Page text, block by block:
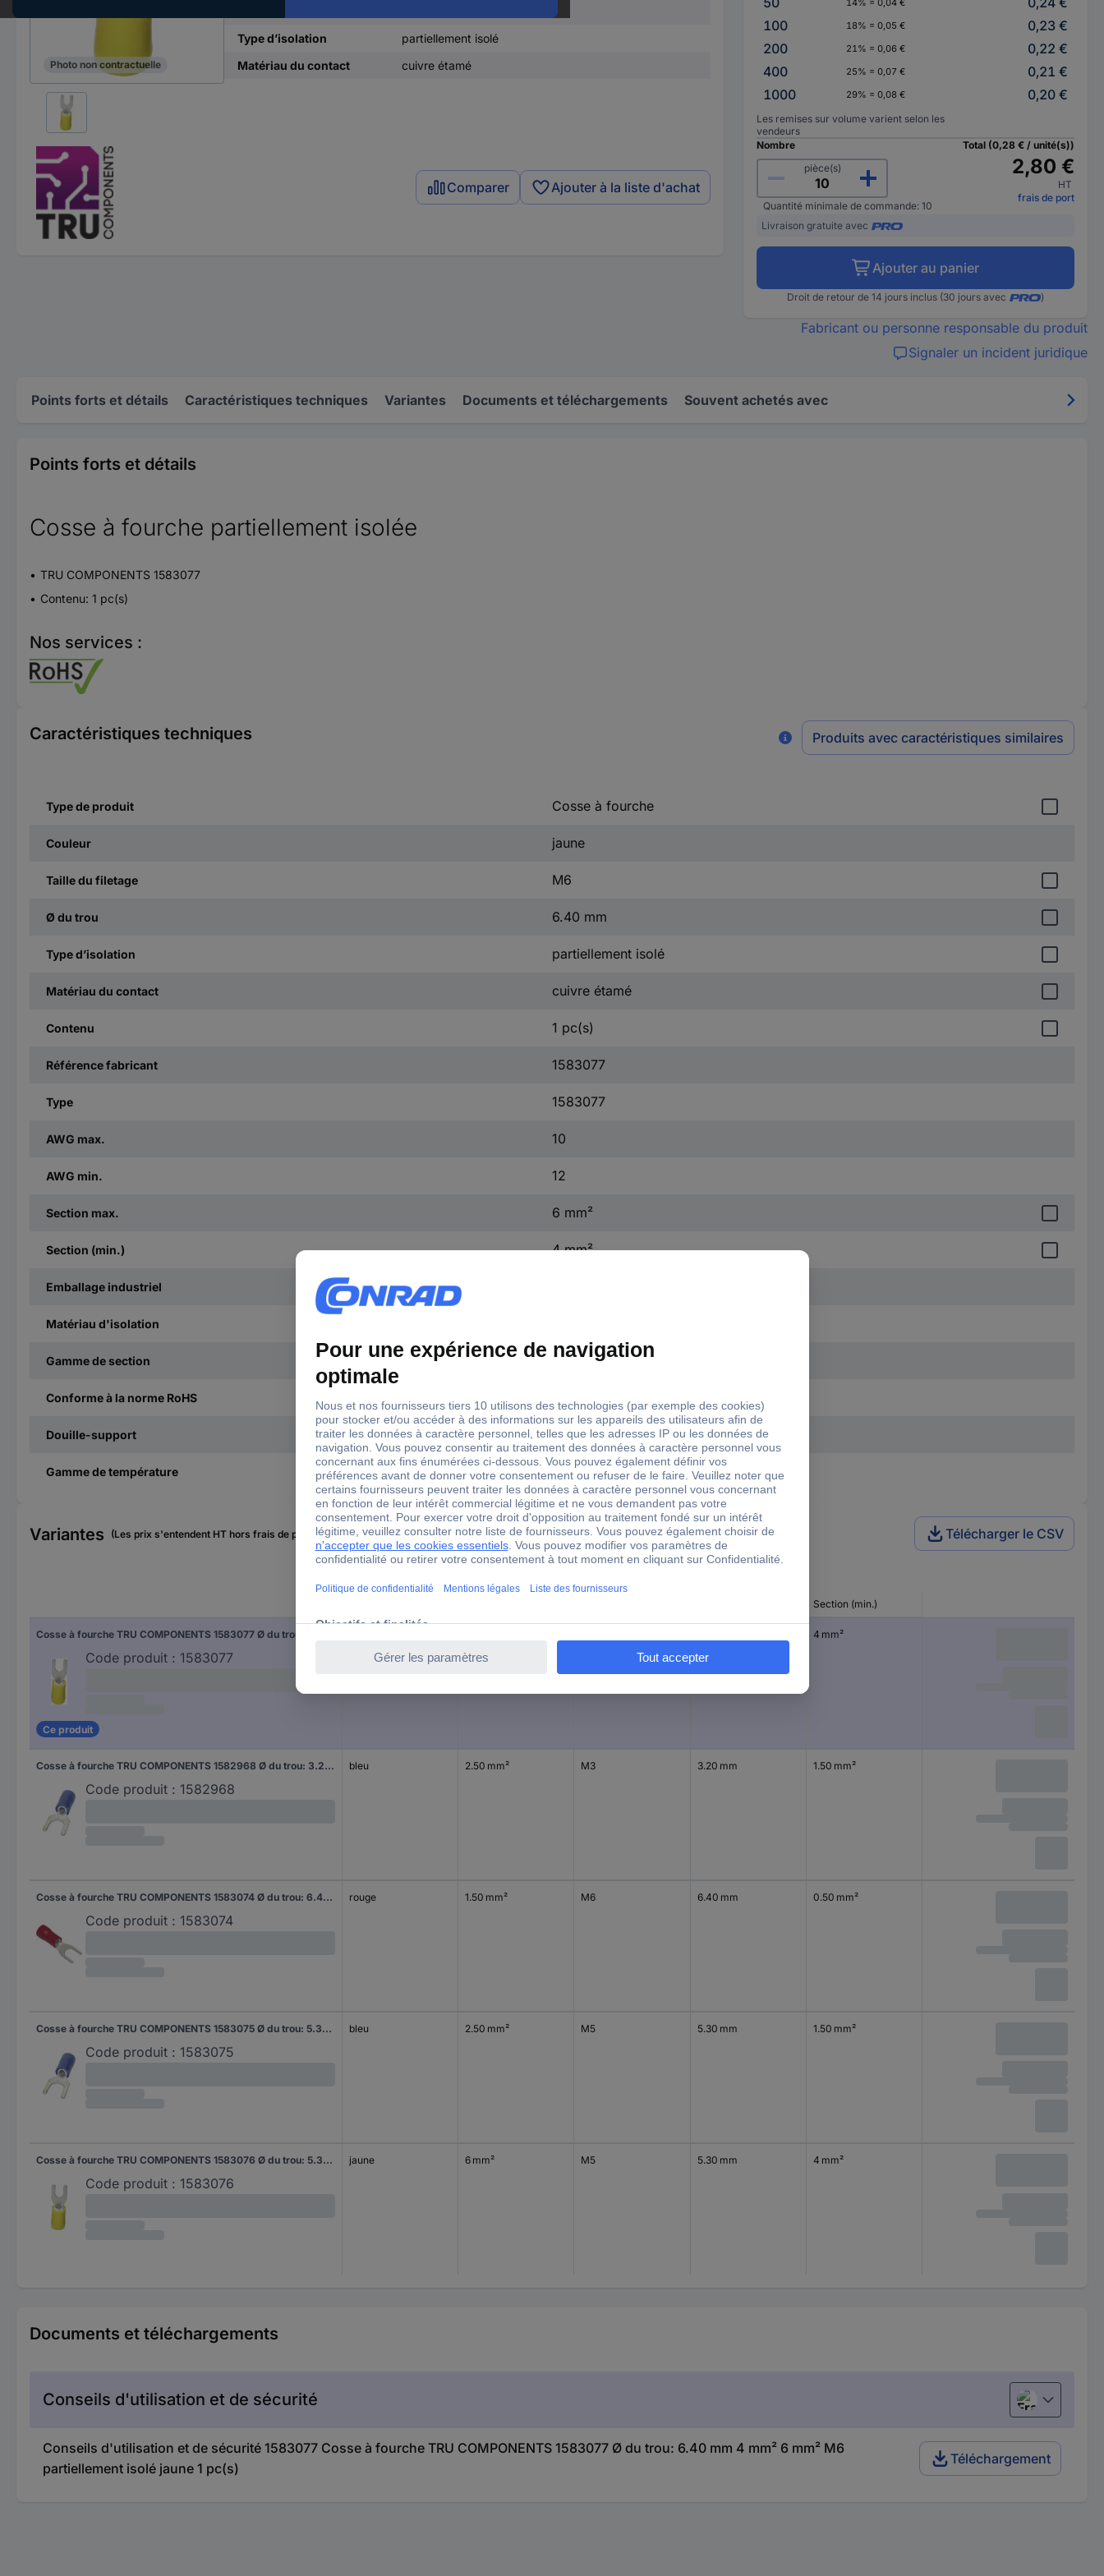
Photo non contractuelle
Type d’isolation
partiellement isolé
Matériau du contact
cuivre étamé
Comparer Ajouter à la liste d'achat
14% = 0,04 €
100
18% = 0,05 €
0,23 €
200
21% = 0,06 €
0,22 €
400
25% = 0,07 €
0,21 €
1000
29% = 0,08 € 0,20 €
Les remises sur volume varient selon les
vendeurs
Nombre
pièce(s)
Quantité minimale de commande: 10
Total (0,28 € / unité(s))
2,80 €
HT
frais de port
Livraison gratuite avec
Ajouter au panier
Droit de retour de 14 jours inclus (30 jours avec )
Fabricant ou personne responsable du produit
Signaler un incident juridique
Points forts et détails Caractéristiques techniques Variantes Documents et téléchargements Souvent achetés avec
Points forts et détails
Cosse à fourche partiellement isolée
TRU COMPONENTS 1583077
Contenu: 1 pc(s)
Nos services :
Caractéristiques techniques Produits avec caractéristiques similaires
Type de produit Cosse à fourche
Couleur jaune
Taille du filetage M6
Ø du trou 6.40 mm
Type d’isolation partiellement isolé
Matériau du contact cuivre étamé
Contenu 1 pc(s)
Référence fabricant 1583077
Type 1583077
AWG max. 10
AWG min. 12
Section max. 6 mm²
Section (min.) 4 mm²
Emballage industriel
Matériau d'isolation
Gamme de section 4 - 6 mm²
Conforme à la norme RoHS
Douille-support non
Gamme de température +75 °C
Variantes (Les prix s'entendent HT hors frais de port) Télécharger le CSV
Section (min.)
Code produit : 1583077
Ce produit
4 mm²
Cosse à fourche TRU COMPONENTS 1582968 Ø du trou: 3.20 mm 1.50 mm² 2.50 mm² M3 partiellement isolé bleu 1 pc(s)
Code produit : 1582968
bleu 2.50 mm² M3 3.20 mm 1.50 mm²
Cosse à fourche TRU COMPONENTS 1583074 Ø du trou: 6.40 mm 0.50 mm² 1.50 mm² M6 partiellement isolé rouge 1 pc(s)
Code produit : 1583074
rouge 1.50 mm² M6 6.40 mm 0.50 mm²
Cosse à fourche TRU COMPONENTS 1583075 Ø du trou: 5.30 mm 1.50 mm² 2.50 mm² M5 partiellement isolé bleu 1 pc(s)
Code produit : 1583075
bleu 2.50 mm² M5 5.30 mm 1.50 mm²
Cosse à fourche TRU COMPONENTS 1583076 Ø du trou: 5.30 mm 4 mm² 6 mm² M5 partiellement isolé jaune 1 pc(s)
Code produit : 1583076
jaune 6 mm² M5 5.30 mm 4 mm²
Documents et téléchargements
Conseils d'utilisation et de sécurité Français
Conseils d'utilisation et de sécurité 1583077 Cosse à fourche TRU COMPONENTS 1583077 Ø du trou: 6.40 mm 4 mm² 6 mm² M6
partiellement isolé jaune 1 pc(s)
Téléchargement